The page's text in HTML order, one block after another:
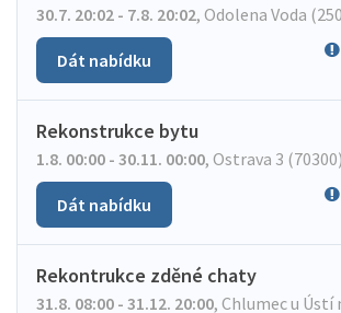
30.7. 20:02 - 7.8. 20:02, Odolena Voda
Dát nabídku
Rekonstrukce bytu
1.8. 00:00 - 30.11. 00:00, Ostrava 3 (70300)
Dát nabídku
Rekontrukce zděné chaty
31.8. 08:00 - 31.12. 20:00, Chlumec u Ústí